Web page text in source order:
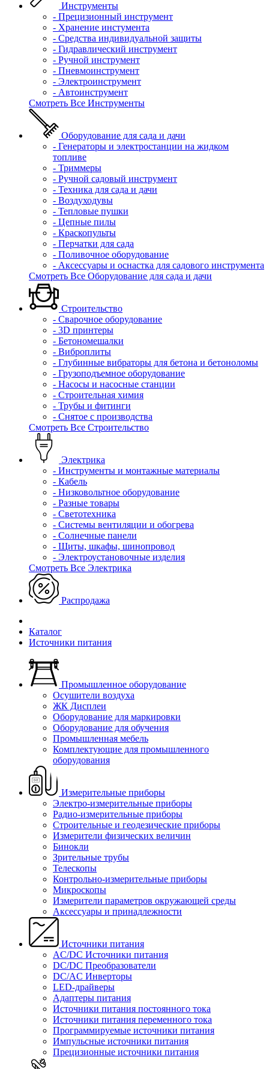
Инструменты
- Прецизионный инструмент
- Хранение инстумента
- Средства индивидуальной защиты
- Гидравлический инструмент
- Ручной инструмент
- Пневмоинструмент
- Электроинструмент
- Автоинструмент
Смотреть Все Инструменты
Оборудование для сада и дачи
- Генераторы и электростанции на жидком
топливе
- Триммеры
- Ручной садовый инструмент
- Техника для сада и дачи
- Воздуходувы
- Тепловые пушки
- Цепные пилы
- Краскопульты
- Перчатки для сада
- Поливочное оборудование
- Аксессуары и оснастка для садового инструмента
Смотреть Все Оборудование для сада и дачи
Строительство
- Сварочное оборудование
- 3D принтеры
- Бетономешалки
- Виброплиты
- Глубинные вибраторы для бетона и бетоноломы
- Грузоподъемное оборудование
- Насосы и насосные станции
- Строительная химия
- Трубы и фитинги
- Снятое с производства
Смотреть Все Строительство
Электрика
- Инструменты и монтажные материалы
- Кабель
- Низковольтное оборудование
- Разные товары
- Светотехника
- Системы вентиляции и обогрева
- Солнечные панели
- Щиты, шкафы, шинопровод
- Электроустановочные изделия
Смотреть Все Электрика
Распродажа
Каталог
Источники питания
Промышленное оборудование
Осушители воздуха
ЖК Дисплеи
Оборудование для маркировки
Оборудование для обучения
Промышленная мебель
Комплектующие для промышленного
оборудования
Измерительные приборы
Электро-измерительные приборы
Радио-измерительные приборы
Строительные и геодезические приборы
Измерители физических величин
Бинокли
Зрительные трубы
Телескопы
Контрольно-измерительные приборы
Микроскопы
Измерители параметров окружающей среды
Аксессуары и принадлежности
Источники питания
AC/DC Источники питания
DC/DC Преобразователи
DC/AC Инверторы
LED-драйверы
Адаптеры питания
Источники питания постоянного тока
Источники питания переменного тока
Программируемые источники питания
Импульсные источники питания
Прецизионные источники питания